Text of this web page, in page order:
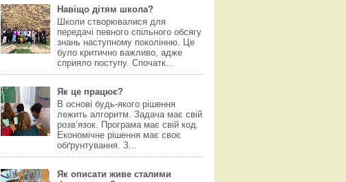
Навіщо дітям школа?
Школи створювалися для
передачі певного спільного обсягу
знань наступному поколінню. Це
було критично важливо, адже
сприяло поступу. Спочатк...
Як це працює?
В основі будь-якого рішення
лежить алгоритм. Задача має свій
розвʼязок. Програма має свій код.
Економічне рішення має своє
обґрунтування. З...
Як описати живе сталими